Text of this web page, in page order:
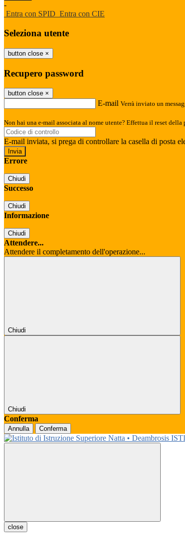
-
Entra con SPID Entra con CIE
Seleziona utente
button close ×
Recupero password
button close ×
E-mail Verrà inviato un
Non hai una e-mail associata al nome utente? Effettua il reset della
E-mail inviata, si prega di controllare la casella di posta
Errore
Chiudi
Successo
Chiudi
Informazione
Chiudi
Attendere...
Attendere il completamento dell'operazione...
Chiudi
Chiudi
Conferma
Annulla Conferma
close